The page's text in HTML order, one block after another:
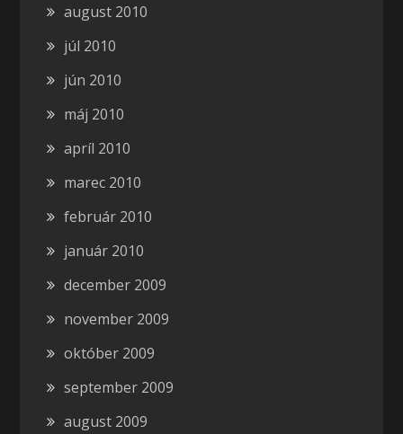
august 2010
júl 2010
jún 2010
máj 2010
apríl 2010
marec 2010
február 2010
január 2010
december 2009
november 2009
október 2009
september 2009
august 2009